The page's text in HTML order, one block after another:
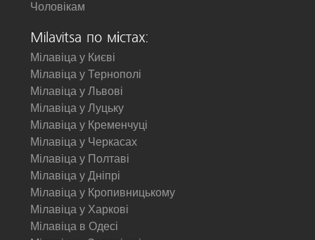
Чоловікам
Milavitsa по містах:
Мілавіца у Києві
Мілавіца у Тернополі
Мілавіца у Львові
Мілавіца у Луцьку
Мілавіца у Кременчуці
Мілавіца у Черкасах
Мілавіца у Полтаві
Мілавіца у Дніпрі
Мілавіца у Кропивницькому
Мілавіца у Харкові
Мілавіца в Одесі